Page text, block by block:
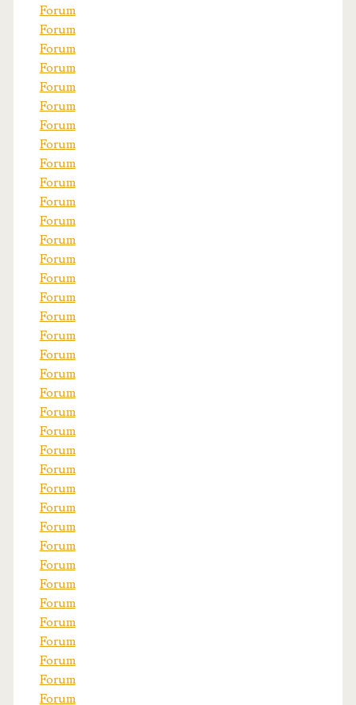
Forum
Forum
Forum
Forum
Forum
Forum
Forum
Forum
Forum
Forum
Forum
Forum
Forum
Forum
Forum
Forum
Forum
Forum
Forum
Forum
Forum
Forum
Forum
Forum
Forum
Forum
Forum
Forum
Forum
Forum
Forum
Forum
Forum
Forum
Forum
Forum
Forum